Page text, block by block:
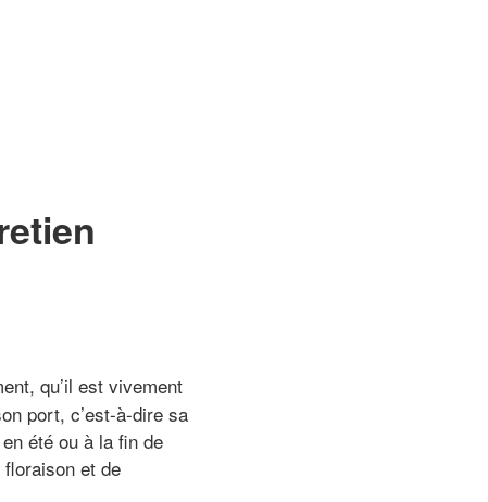
qu’il est vivement
port, c’est-à-dire sa
été ou à la fin de
et de